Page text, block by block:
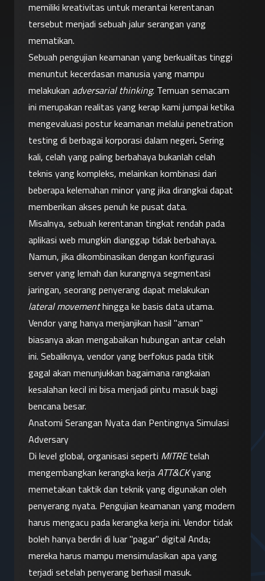
memiliki kreativitas untuk merantai kerentanan
tersebut menjadi sebuah jalur serangan yang
mematikan.
Sebuah pengujian keamanan yang berkualitas tinggi
menuntut kecerdasan manusia yang mampu
melakukan adversarial thinking. Temuan semacam
ini merupakan realitas yang kerap kami jumpai ketika
mengevaluasi postur keamanan melalui penetration
testing di berbagai korporasi dalam negeri. Sering
kali, celah yang paling berbahaya bukanlah celah
teknis yang kompleks, melainkan kombinasi dari
beberapa kelemahan minor yang jika dirangkai dapat
memberikan akses penuh ke pusat data.
Misalnya, sebuah kerentanan tingkat rendah pada
aplikasi web mungkin dianggap tidak berbahaya.
Namun, jika dikombinasikan dengan konfigurasi
server yang lemah dan kurangnya segmentasi
lateral movement hingga ke basis data utama.
Vendor yang hanya menjanjikan hasil "aman"
biasanya akan mengabaikan hubungan antar celah
ini. Sebaliknya, vendor yang berfokus pada titik
gagal akan menunjukkan bagaimana rangkaian
kesalahan kecil ini bisa menjadi pintu masuk bagi
bencana besar.
Anatomi Serangan Nyata dan Pentingnya Simulasi
Adversary
Di level global, organisasi seperti MITRE telah
mengembangkan kerangka kerja ATT&CK yang
memetakan taktik dan teknik yang digunakan oleh
penyerang nyata. Pengujian keamanan yang modern
harus mengacu pada kerangka kerja ini. Vendor tidak
boleh hanya berdiri di luar "pagar" digital Anda;
mereka harus mampu mensimulasikan apa yang
terjadi setelah penyerang berhasil masuk.